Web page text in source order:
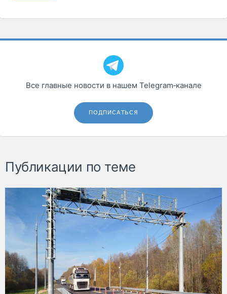
Все главные новости в нашем Telegram‑канале
ПОДПИСАТЬСЯ
Публикации по теме